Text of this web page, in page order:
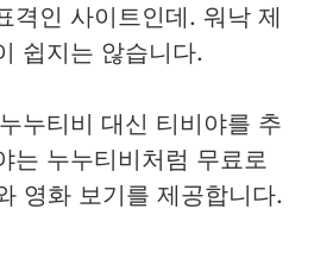
격인 사이트인데. 워낙 제
쉽지는 않습니다.
누티비 대신 티비야를 추
는 누누티비처럼 무료로
영화 보기를 제공합니다.